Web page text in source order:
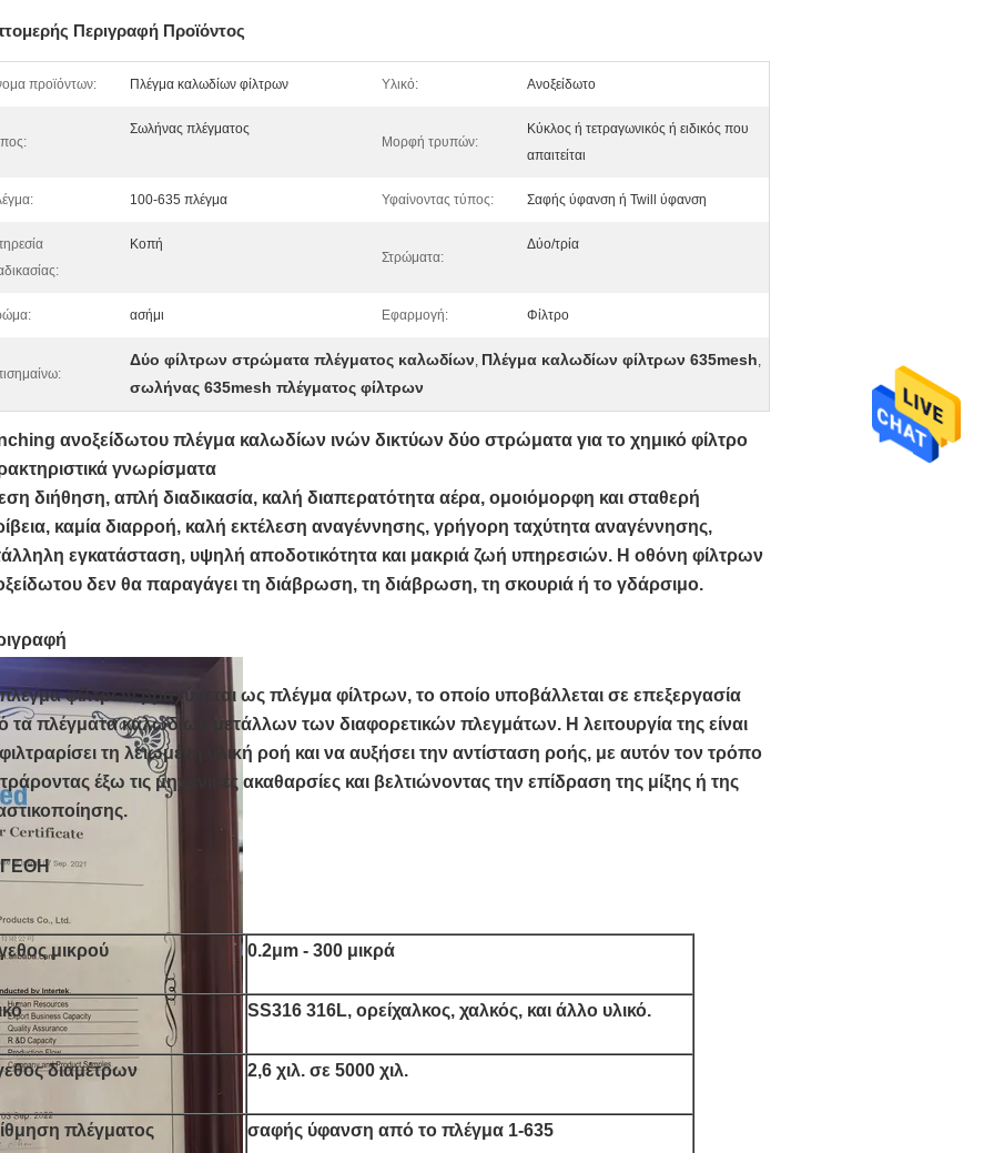
Περιγραφή Προϊόντος
προϊόντων: Πλέγμα καλωδίων φίλτρων Υλικό: Ανοξείδωτο
Σωλήνας πλέγματος
Μορφή τρυπών:
Κύκλος ή τετραγωνικός ή ειδικός που
απαιτείται
100-635 πλέγμα Υφαίνοντας τύπος: Σαφής ύφανση ή Twill ύφανση
Κοπή
Στρώματα:
Δύο/τρία
ασήμι Εφαρμογή: Φίλτρο
Δύο φίλτρων στρώματα πλέγματος καλωδίων, Πλέγμα καλωδίων φίλτρων 635mesh,
σωλήνας 635mesh πλέγματος φίλτρων
ανοξείδωτου πλέγμα καλωδίων ινών δικτύων δύο στρώματα για το χημικό φίλτρο
γνωρίσματα
διήθηση, απλή διαδικασία, καλή διαπερατότητα αέρα, ομοιόμορφη και σταθερή
καμία διαρροή, καλή εκτέλεση αναγέννησης, γρήγορη ταχύτητα αναγέννησης,
εγκατάσταση, υψηλή αποδοτικότητα και μακριά ζωή υπηρεσιών. Η οθόνη φίλτρων
δεν θα παραγάγει τη διάβρωση, τη διάβρωση, τη σκουριά ή το γδάρσιμο.
φίλτρων βραχύνεται ως πλέγμα φίλτρων, το οποίο υποβάλλεται σε επεξεργασία
τα πλέγματα καλωδίων μετάλλων των διαφορετικών πλεγμάτων. Η λειτουργία της είναι
τη λειωμένη υλική ροή και να αυξήσει την αντίσταση ροής, με αυτόν τον τρόπο
έξω τις μηχανικές ακαθαρσίες και βελτιώνοντας την επίδραση της μίξης ή της
μικρού 0.2μm - 300 μικρά
SS316 316L, ορείχαλκος, χαλκός, και άλλο υλικό.
διαμέτρων 2,6 χιλ. σε 5000 χιλ.
πλέγματος σαφής ύφανση από το πλέγμα 1-635